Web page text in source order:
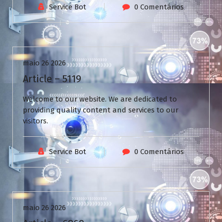
Service Bot 0 Comentários
Uncategorized
maio 26 2026
Article – 5119
Welcome to our website. We are dedicated to
providing quality content and services to our
visitors.
Service Bot 0 Comentários
Uncategorized
maio 26 2026